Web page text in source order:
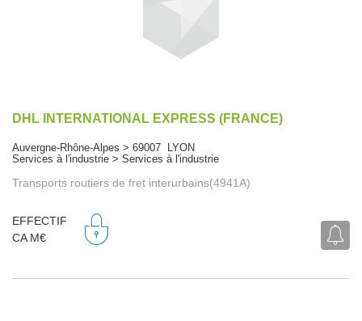
DHL INTERNATIONAL EXPRESS (FRANCE)
Auvergne-Rhône-Alpes > 69007 LYON
Services à l'industrie > Services à l'industrie
Transports routiers de fret interurbains(4941A)
EFFECTIF
CA M€